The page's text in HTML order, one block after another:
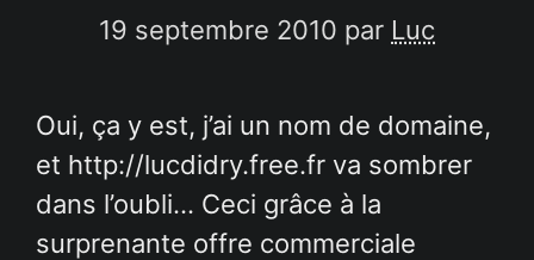
19 septembre 2010 par Luc
Oui, ça y est, j’ai un nom de domaine,
et http://lucdidry.free.fr va sombrer
dans l’oubli… Ceci grâce à la
surprenante offre commerciale